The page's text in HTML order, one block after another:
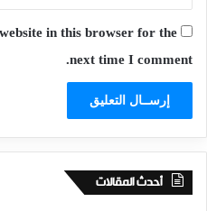
in this browser for the
next time I comment.
أحدث المقالات